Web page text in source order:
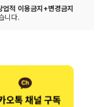
적 이용금지+변경금지
니다.